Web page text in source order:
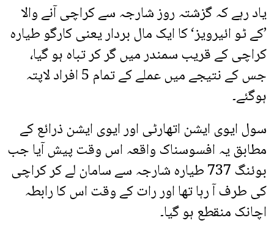
یاد رہے کہ گزشتہ روز شارجہ سے کراچی آنے والا
’کے ٹو ائیرویز‘ کا ایک مال بردار یعنی کارگو طیارہ
کراچی کے قریب سمندر میں گر کر تباہ ہو گیا،
جس کے نتیجے میں عملے کے تمام 5 افراد لاپتہ
ہوگئے۔
سول ایوی ایشن اتھارٹی اور ایوی ایشن ذرائع کے
مطابق یہ افسوسناک واقعہ اس وقت پیش آیا جب
بوئنگ 737 طیارہ شارجہ سے سامان لے کر کراچی
کی طرف آ رہا تھا اور رات کے وقت اس کا رابطہ
اچانک منقطع ہو گیا۔